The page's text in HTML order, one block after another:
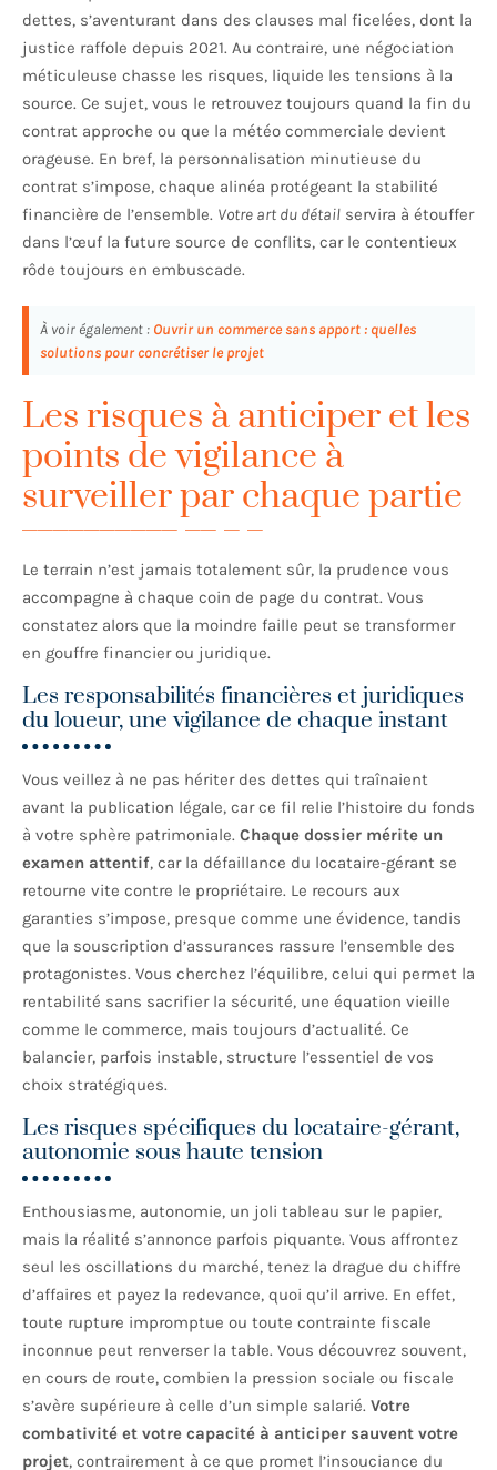
dettes, s’aventurant dans des clauses mal ficelées, dont la
justice raffole depuis 2021. Au contraire, une négociation
méticuleuse chasse les risques, liquide les tensions à la
source. Ce sujet, vous le retrouvez toujours quand la fin du
contrat approche ou que la météo commerciale devient
orageuse. En bref, la personnalisation minutieuse du
contrat s’impose, chaque alinéa protégeant la stabilité
financière de l’ensemble. Votre art du détail servira à étouffer
dans l’œuf la future source de conflits, car le contentieux
rôde toujours en embuscade.
À voir également : Ouvrir un commerce sans apport : quelles
solutions pour concrétiser le projet
Les risques à anticiper et les
points de vigilance à
surveiller par chaque partie
Le terrain n’est jamais totalement sûr, la prudence vous
accompagne à chaque coin de page du contrat. Vous
constatez alors que la moindre faille peut se transformer
en gouffre financier ou juridique.
Les responsabilités financières et juridiques
du loueur, une vigilance de chaque instant
Vous veillez à ne pas hériter des dettes qui traînaient
avant la publication légale, car ce fil relie l’histoire du fonds
à votre sphère patrimoniale. Chaque dossier mérite un
examen attentif, car la défaillance du locataire-gérant se
retourne vite contre le propriétaire. Le recours aux
garanties s’impose, presque comme une évidence, tandis
que la souscription d’assurances rassure l’ensemble des
protagonistes. Vous cherchez l’équilibre, celui qui permet la
rentabilité sans sacrifier la sécurité, une équation vieille
comme le commerce, mais toujours d’actualité. Ce
balancier, parfois instable, structure l’essentiel de vos
choix stratégiques.
Les risques spécifiques du locataire-gérant,
autonomie sous haute tension
Enthousiasme, autonomie, un joli tableau sur le papier,
mais la réalité s’annonce parfois piquante. Vous affrontez
seul les oscillations du marché, tenez la drague du chiffre
d’affaires et payez la redevance, quoi qu’il arrive. En effet,
toute rupture impromptue ou toute contrainte fiscale
inconnue peut renverser la table. Vous découvrez souvent,
en cours de route, combien la pression sociale ou fiscale
s’avère supérieure à celle d’un simple salarié. Votre
combativité et votre capacité à anticiper sauvent votre
projet, contrairement à ce que promet l’insouciance du